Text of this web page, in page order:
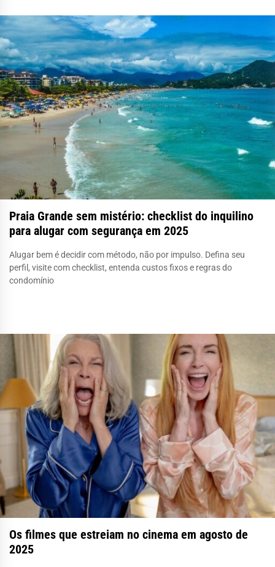
Praia Grande sem mistério: checklist do inquilino
para alugar com segurança em 2025
Alugar bem é decidir com método, não por impulso. Defina seu
perfil, visite com checklist, entenda custos fixos e regras do
condomínio
Os filmes que estreiam no cinema em agosto de
2025